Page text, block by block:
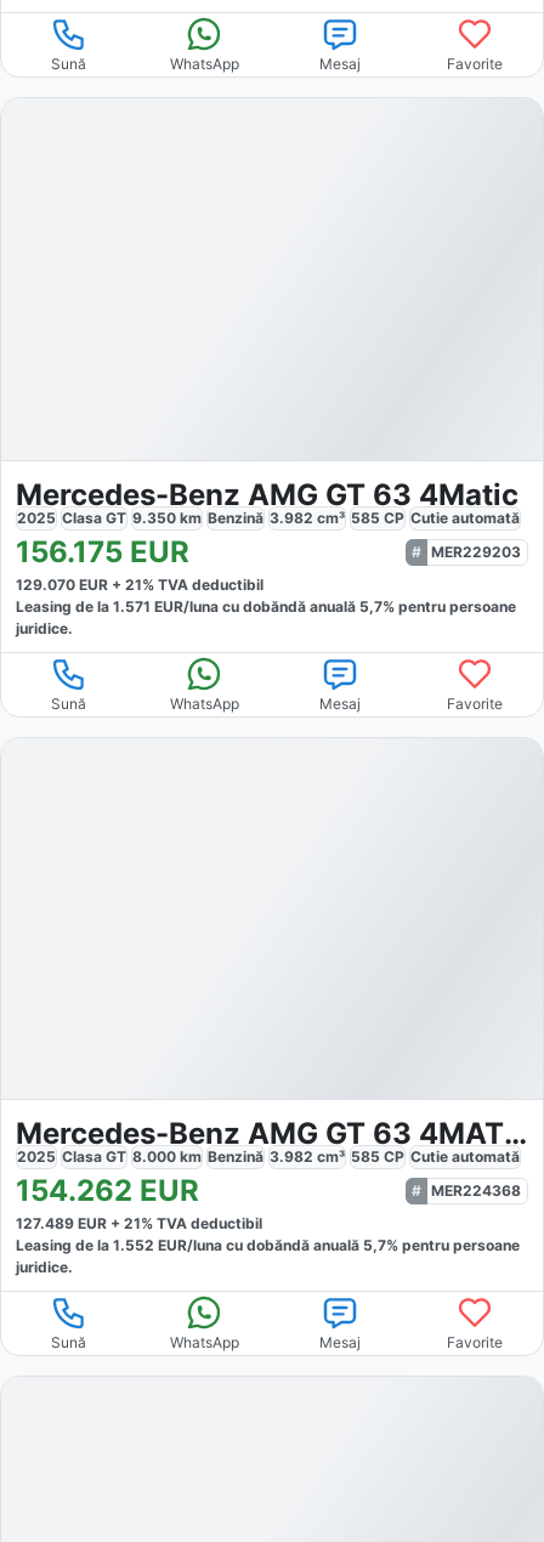
Sună WhatsApp Mesaj Favorite
Mercedes-Benz AMG GT 63 4Matic
2025 Clasa GT 9.350 km Benzină 3.982 cm³ 585 CP Cutie automată
156.175 EUR
MER229203
129.070 EUR + 21% TVA deductibil
Leasing de la 1.571 EUR/luna cu dobăndă anuală 5,7% pentru persoane
juridice.
Sună WhatsApp Mesaj Favorite
Mercedes-Benz AMG GT 63 4MATIC Coupé
2025 Clasa GT 8.000 km Benzină 3.982 cm³ 585 CP Cutie automată
154.262 EUR
MER224368
127.489 EUR + 21% TVA deductibil
Leasing de la 1.552 EUR/luna cu dobăndă anuală 5,7% pentru persoane
juridice.
Sună WhatsApp Mesaj Favorite